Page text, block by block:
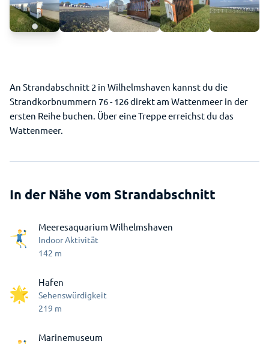
An Strandabschnitt 2 in Wilhelmshaven kannst du die
Strandkorbnummern 76 - 126 direkt am Wattenmeer in der
ersten Reihe buchen. Über eine Treppe erreichst du das
Wattenmeer.
In der Nähe vom Strandabschnitt
Meeresaquarium Wilhelmshaven
Indoor Aktivität
142 m
Hafen
Sehenswürdigkeit
219 m
Marinemuseum